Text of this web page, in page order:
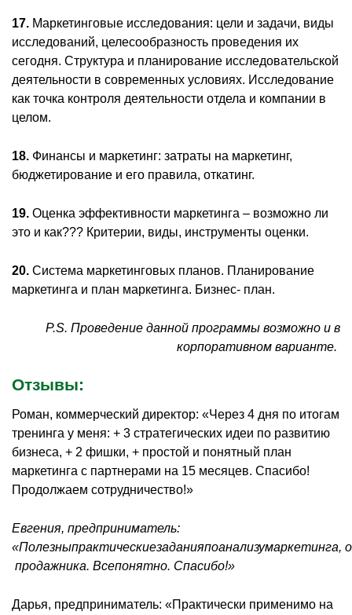
17. Маркетинговые исследования: цели и задачи, виды
исследований, целесообразность проведения их
сегодня. Структура и планирование исследовательской
деятельности в современных условиях. Исследование
как точка контроля деятельности отдела и компании в
целом.
18. Финансы и маркетинг: затраты на маркетинг,
бюджетирование и его правила, откатинг.
19. Оценка эффективности маркетинга – возможно ли
это и как??? Критерии, виды, инструменты оценки.
20. Система маркетинговых планов. Планирование
маркетинга и план маркетинга. Бизнес- план.
P.S. Проведение данной программы возможно и в
корпоративном варианте.
Отзывы:
Роман, коммерческий директор: «Через 4 дня по итогам
тренинга у меня: + 3 стратегических идеи по развитию
бизнеса, + 2 фишки, + простой и понятный план
маркетинга с партнерами на 15 месяцев. Спасибо!
Продолжаем сотрудничество!»
Евгения, предприниматель:
«Полезныпрактическиезаданияпоанализумаркетинга,
продажника. Всепонятно. Спасибо!»
Дарья, предприниматель: «Практически применимо на